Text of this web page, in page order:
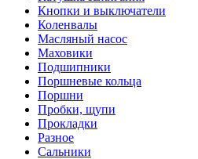
Кнопки и выключатели
Коленвалы
Масляный насос
Маховики
Подшипники
Поршневые кольца
Поршни
Пробки, щупи
Прокладки
Разное
Сальники